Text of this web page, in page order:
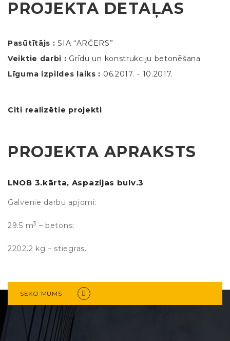
PROJEKTA DETAĻAS
Pasūtītājs : SIA “ARČERS”
Veiktie darbi : Grīdu un konstrukciju betonēšana
Līguma izpildes laiks : 06.2017. - 10.2017.
Citi realizētie projekti
PROJEKTA APRAKSTS
LNOB 3.kārta, Aspazijas bulv.3
Galvenie darbu apjomi:
29.5 m3 – betons;
2202.2 kg – stiegras.
SEKO MUMS